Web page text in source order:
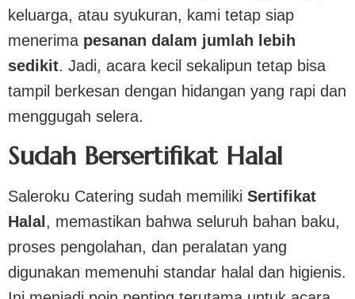
keluarga, atau syukuran, kami tetap siap
menerima pesanan dalam jumlah lebih
sedikit. Jadi, acara kecil sekalipun tetap bisa
tampil berkesan dengan hidangan yang rapi dan
menggugah selera.
Sudah Bersertifikat Halal
Saleroku Catering sudah memiliki Sertifikat
Halal, memastikan bahwa seluruh bahan baku,
proses pengolahan, dan peralatan yang
digunakan memenuhi standar halal dan higienis.